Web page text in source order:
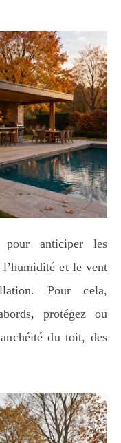
pour anticiper les
et le vent
Pour cela,
protégez ou
du toit, des